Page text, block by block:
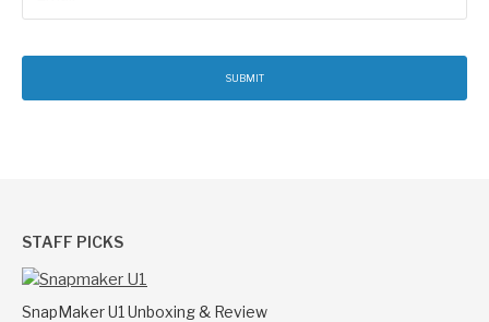
STAFF PICKS
SnapMaker U1 Unboxing & Review